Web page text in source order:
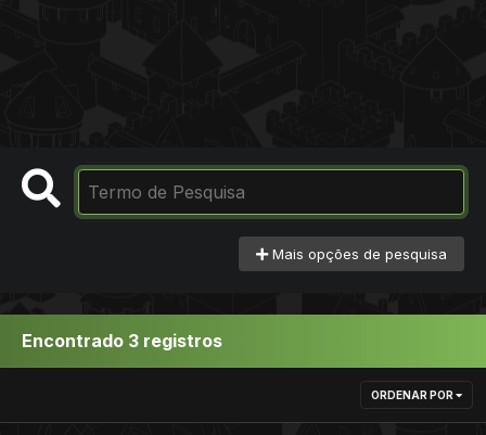
Mais opções de pesquisa
Encontrado 3 registros
ORDENAR POR